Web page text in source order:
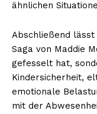
ähnlichen
Abschließend lässt
Saga von Maddie
gefesselt hat,
Kindersicherheit,
emotionale
mit der